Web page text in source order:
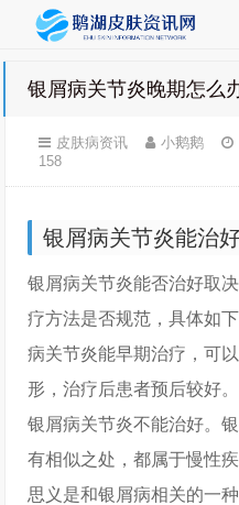
银屑病关节炎晚期怎么
皮肤病资讯 小鹅鹅
158
银屑病关节炎能治
银屑病关节炎能否治好取
疗方法是否规范，具体如
病关节炎能早期治疗，可
形，治疗后患者预后较好。
银屑病关节炎不能治好。
有相似之处，都属于慢性
思义是和银屑病相关的一